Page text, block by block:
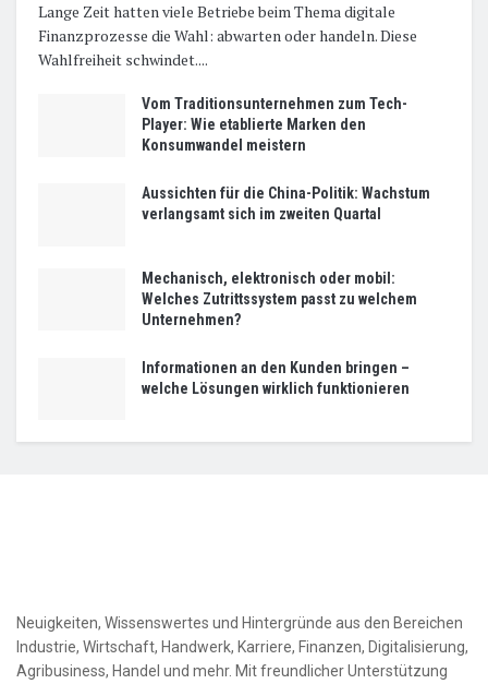
Lange Zeit hatten viele Betriebe beim Thema digitale
Finanzprozesse die Wahl: abwarten oder handeln. Diese
Wahlfreiheit schwindet....
Vom Traditionsunternehmen zum Tech-
Player: Wie etablierte Marken den
Konsumwandel meistern
Aussichten für die China-Politik: Wachstum
verlangsamt sich im zweiten Quartal
Mechanisch, elektronisch oder mobil:
Welches Zutrittssystem passt zu welchem
Unternehmen?
Informationen an den Kunden bringen –
welche Lösungen wirklich funktionieren
Neuigkeiten, Wissenswertes und Hintergründe aus den Bereichen
Industrie, Wirtschaft, Handwerk, Karriere, Finanzen, Digitalisierung,
Agribusiness, Handel und mehr. Mit freundlicher Unterstützung